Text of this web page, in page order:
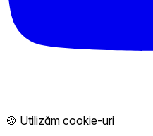
🍪 Utilizăm cookie-uri